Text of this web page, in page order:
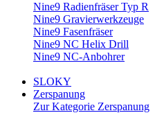
Nine9 Radienfräser Typ R
Nine9 Gravierwerkzeuge
Nine9 Fasenfräser
Nine9 NC Helix Drill
Nine9 NC-Anbohrer
SLOKY
Zerspanung
Zur Kategorie Zerspanung